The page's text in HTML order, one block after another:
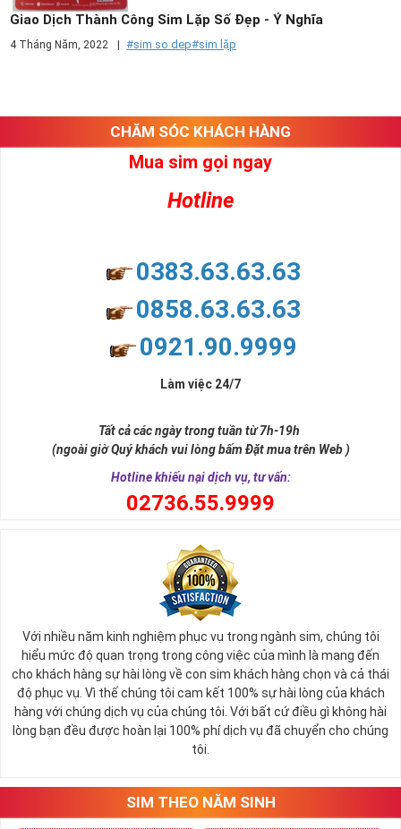
Giao Dịch Thành Công Sim Lặp Số Đẹp - Ý Nghĩa
4 Tháng Năm, 2022 | #sim so dep#sim lặp
CHĂM SÓC KHÁCH HÀNG
Mua sim gọi ngay
Hotline
0383.63.63.63
0858.63.63.63
0921.90.9999
Làm việc 24/7
Tất cả các ngày trong tuần từ 7h-19h
(ngoài giờ Quý khách vui lòng bấm Đặt mua trên Web )
Hotline khiếu nại dịch vụ, tư vấn:
02736.55.9999
Với nhiều năm kinh nghiệm phục vụ trong ngành sim, chúng tôi
hiểu mức độ quan trọng trong công việc của mình là mang đến
cho khách hàng sự hài lòng về con sim khách hàng chọn và cả thái
độ phục vụ. Vì thế chúng tôi cam kết 100% sự hài lòng của khách
hàng với chúng dịch vụ của chúng tôi. Với bất cứ điều gì không hài
lòng bạn đều được hoàn lại 100% phí dịch vụ đã chuyển cho chúng
tôi.
SIM THEO NĂM SINH